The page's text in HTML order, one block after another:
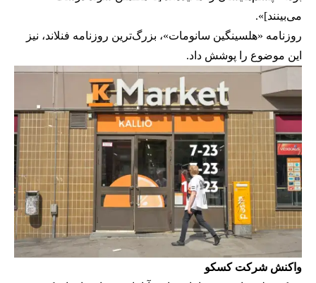
می‌بینند]».
روزنامه «هلسینگین سانومات»، بزرگ‌ترین روزنامه فنلاند، نیز
این موضوع را پوشش داد.
واکنش شرکت کسکو